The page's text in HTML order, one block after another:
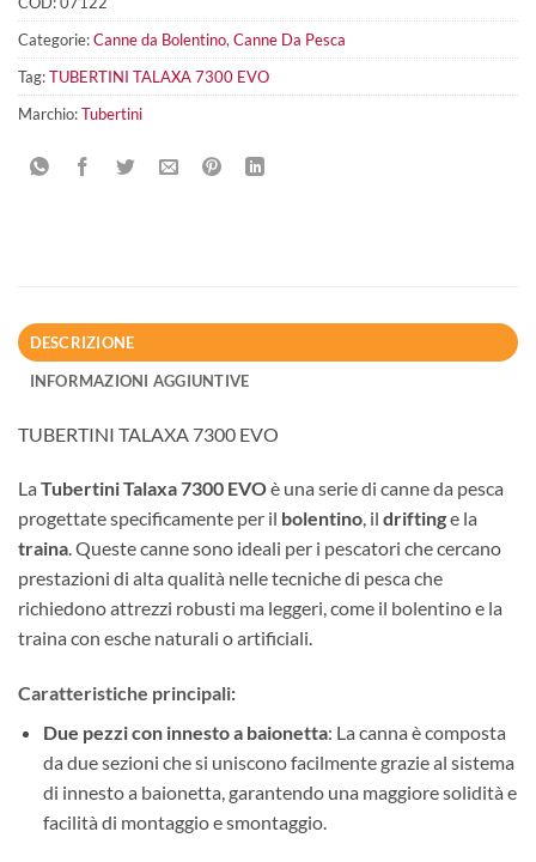
Categorie:Canne da Bolentino, Canne Da Pesca
Tag:TUBERTINI TALAXA 7300 EVO
Marchio:Tubertini
DESCRIZIONE
INFORMAZIONI AGGIUNTIVE
TUBERTINI TALAXA 7300 EVO
La Tubertini Talaxa 7300 EVOè una serie di canne da pesca
progettate specificamente per il bolentino, il driftinge la
traina. Queste canne sono ideali per i pescatori che cercano
prestazioni di alta qualità nelle tecniche di pesca che
richiedono attrezzi robusti ma leggeri, come il bolentino e la
traina con esche naturali o artificiali.
Caratteristiche principali:
Due pezzi con innesto a baionetta: La canna è composta
da due sezioni che si uniscono facilmente grazie al sistema
di innesto a baionetta, garantendo una maggiore solidità e
facilità di montaggio e smontaggio.